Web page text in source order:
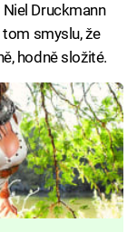
Druckmann
tom smyslu, že
hodně složité.